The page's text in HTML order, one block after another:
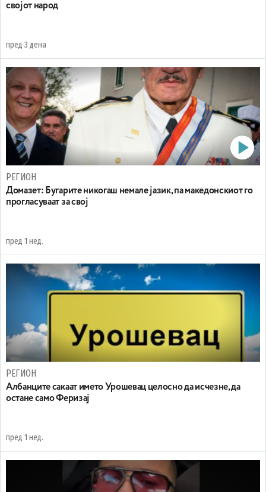
својот народ
пред 3 дена
РЕГИОН
Домазет: Бугарите никогаш немале јазик, па македонскиот го
прогласуваат за свој
пред 1 нед.
РЕГИОН
Aлбанците сакаат името Урошевац целосно да исчезне, да
остане само Феризај
пред 1 нед.